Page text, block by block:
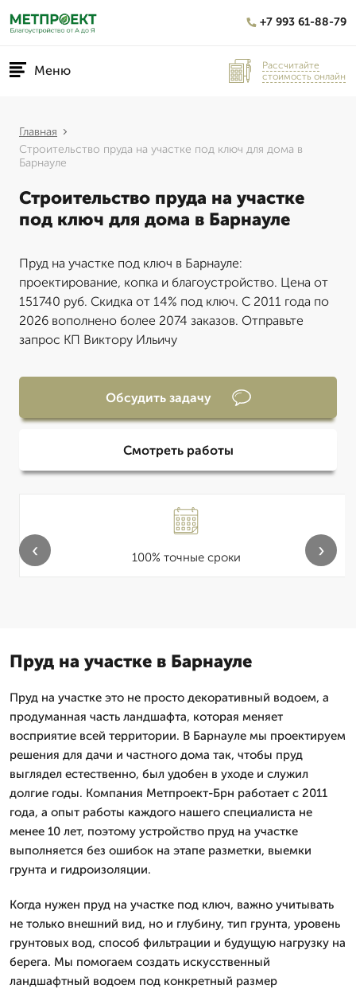
+7 993 61-88-79
Меню
Рассчитайте
стоимость онлайн
Главная
Строительство пруда на участке под ключ для дома в
Барнауле
Строительство пруда на участке
под ключ для дома в Барнауле
Пруд на участке под ключ в Барнауле:
проектирование, копка и благоустройство. Цена от
151740 руб. Скидка от 14% под ключ. С 2011 года по
2026 вополнено более 2074 заказов. Отправьте
запрос КП Виктору Ильичу
Обсудить задачу
Смотреть работы
100% точные сроки
‹ ›
Пруд на участке в Барнауле
Пруд на участке это не просто декоративный водоем, а
продуманная часть ландшафта, которая меняет
восприятие всей территории. В Барнауле мы проектируем
решения для дачи и частного дома так, чтобы пруд
выглядел естественно, был удобен в уходе и служил
долгие годы. Компания Метпроект-Брн работает с 2011
года, а опыт работы каждого нашего специалиста не
менее 10 лет, поэтому устройство пруд на участке
выполняется без ошибок на этапе разметки, выемки
грунта и гидроизоляции.
Когда нужен пруд на участке под ключ, важно учитывать
не только внешний вид, но и глубину, тип грунта, уровень
грунтовых вод, способ фильтрации и будущую нагрузку на
берега. Мы помогаем создать искусственный
ландшафтный водоем под конкретный размер